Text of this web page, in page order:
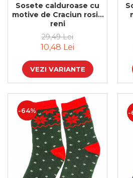
Cadouri pentru mama
Cadouri pentru tata
Cadouri pentru cea mai buna
Cadouri personalizate pentru nasi
Bijuterii
Ateliere - planse cu nisip colorat
Sosete calduroase cu
motive de Craciun rosii-
reni
29,49 Lei
10,48 Lei
VEZI VARIANTE
-64% -